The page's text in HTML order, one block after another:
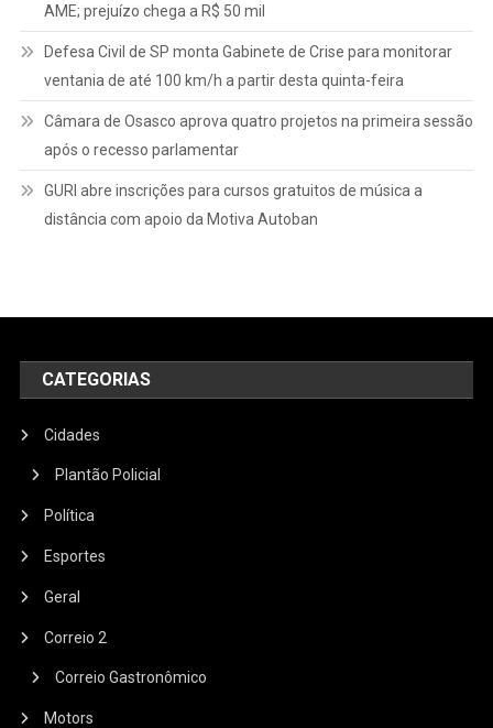
AME; prejuízo chega a R$ 50 mil
Defesa Civil de SP monta Gabinete de Crise para monitorar
ventania de até 100 km/h a partir desta quinta-feira
Câmara de Osasco aprova quatro projetos na primeira sessão
após o recesso parlamentar
GURI abre inscrições para cursos gratuitos de música a
distância com apoio da Motiva Autoban
CATEGORIAS
Cidades
Plantão Policial
Política
Esportes
Geral
Correio 2
Correio Gastronômico
Motors